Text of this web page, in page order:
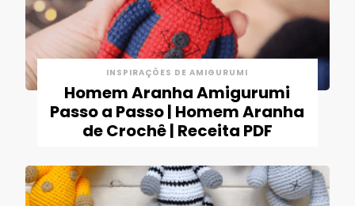
INSPIRAÇÕES DE AMIGURUMI
Homem Aranha Amigurumi
Passo a Passo | Homem Aranha
de Crochê | Receita PDF